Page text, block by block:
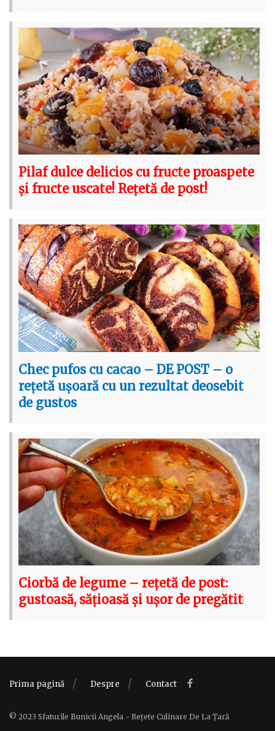
Pilaf dulce delicios cu fructe proaspete
și fructe uscate! Rețetă de post!
Chec pufos cu cacao – DE POST – o
rețetă ușoară cu un rezultat deosebit
de gustos
Ciorbă de legume – rețetă de post:
gustoasă, sățioasă și ușor de pregătit
Prima pagină Despre Contact
© 2023 Sfaturile Bunicii Angela - Rețete Culinare De La Țară